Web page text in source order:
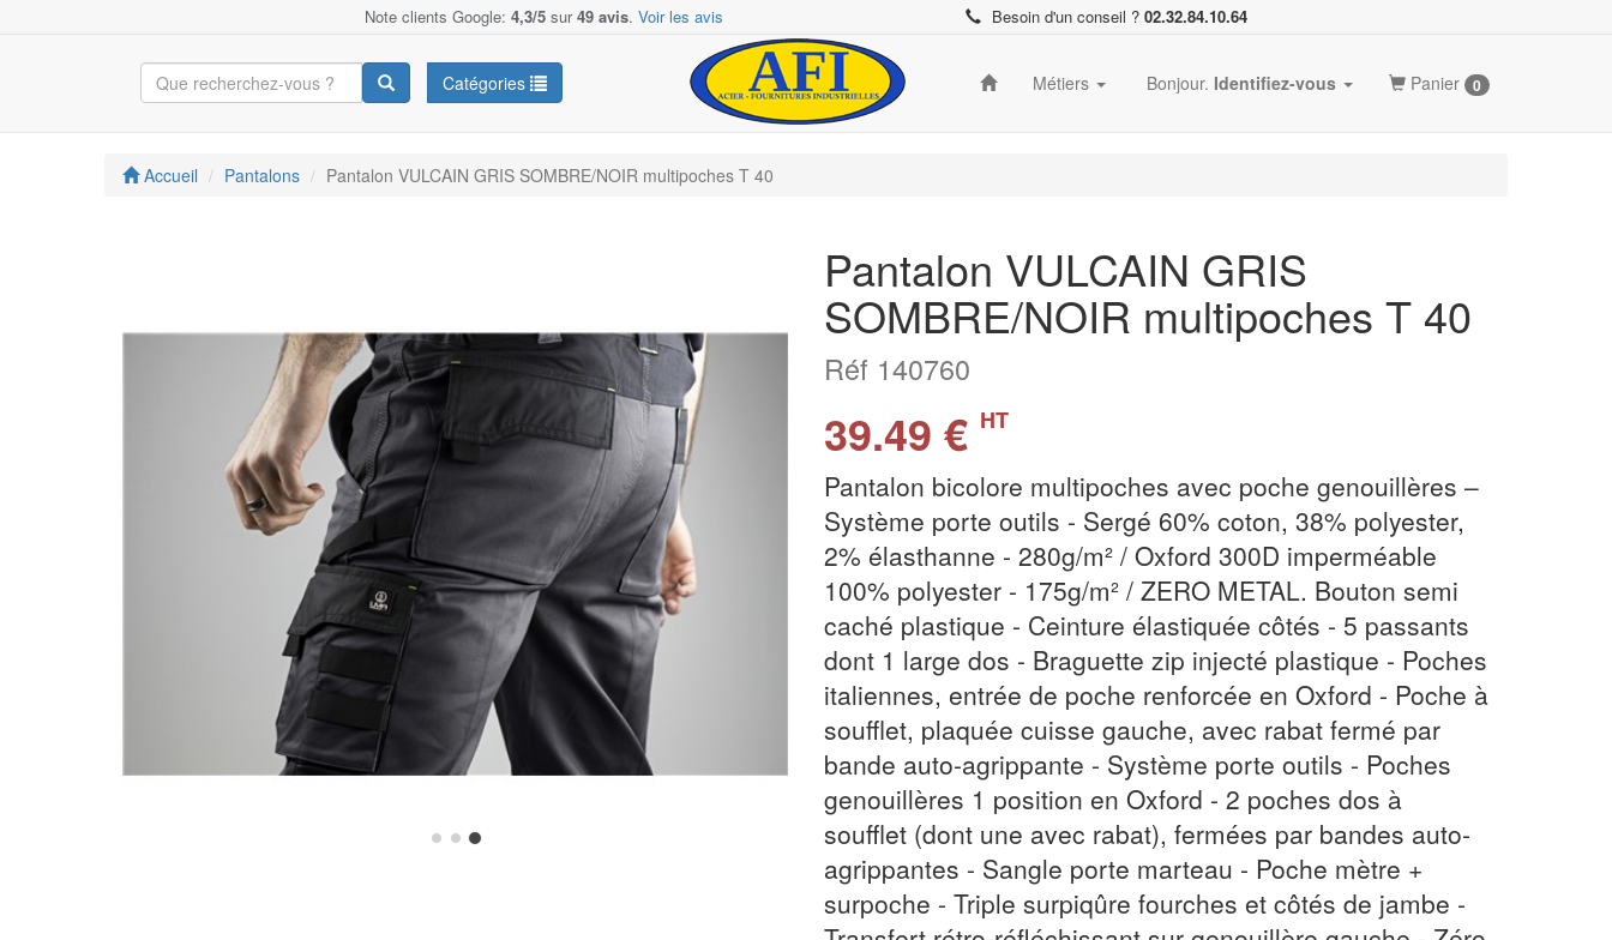
Note clients Google: 4,3/5 sur49 avis. Voir les avis Besoin d'un conseil ? 02.32.84.10.64
Catégories Métiers Bonjour. Identifiez-vous Panier 0
Accueil Pantalons Pantalon VULCAIN GRIS SOMBRE/NOIR multipoches T 40
Pantalon VULCAIN GRIS
SOMBRE/NOIR multipoches T 40
Réf 140760
39.49 € HT
Pantalon bicolore multipoches avec poche genouillères –
Système porte outils - Sergé 60% coton, 38% polyester,
2% élasthanne - 280g/m² / Oxford 300D imperméable
100% polyester - 175g/m² / ZERO METAL. Bouton semi
caché plastique - Ceinture élastiquée côtés - 5 passants
dont 1 large dos - Braguette zip injecté plastique - Poches
italiennes, entrée de poche renforcée en Oxford - Poche à
soufflet, plaquée cuisse gauche, avec rabat fermé par
bande auto-agrippante - Système porte outils - Poches
genouillères 1 position en Oxford - 2 poches dos à
soufflet (dont une avec rabat), fermées par bandes auto-
agrippantes - Sangle porte marteau - Poche mètre +
surpoche - Triple surpiqûre fourches et côtés de jambe -